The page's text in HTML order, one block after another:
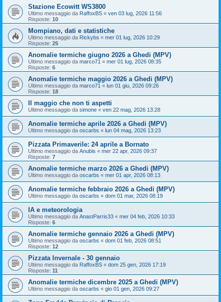
Stazione Ecowitt WS3800
Ultimo messaggio da RaffoxBS « ven 03 lug, 2026 11:56
Risposte: 10
Mompiano, dati e statistiche
Ultimo messaggio da Rickybs « mer 01 lug, 2026 10:29
Risposte: 25
Anomalie termiche giugno 2026 a Ghedi (MPV)
Ultimo messaggio da marco71 « mer 01 lug, 2026 08:35
Risposte: 6
Anomalie termiche maggio 2026 a Ghedi (MPV)
Ultimo messaggio da marco71 « lun 01 giu, 2026 09:26
Risposte: 18
Il maggio che non ti aspetti
Ultimo messaggio da simone « ven 22 mag, 2026 13:28
Anomalie termiche aprile 2026 a Ghedi (MPV)
Ultimo messaggio da oscarbs « lun 04 mag, 2026 13:23
Pizzata Primaverile: 24 aprile a Bornato
Ultimo messaggio da Anubis « mer 22 apr, 2026 09:37
Risposte: 7
Anomalie termiche marzo 2026 a Ghedi (MPV)
Ultimo messaggio da oscarbs « mer 01 apr, 2026 08:13
Anomalie termiche febbraio 2026 a Ghedi (MPV)
Ultimo messaggio da oscarbs « dom 01 mar, 2026 08:19
IA e meteorologia
Ultimo messaggio da AnastParris33 « mer 04 feb, 2026 10:33
Risposte: 6
Anomalie termiche gennaio 2026 a Ghedi (MPV)
Ultimo messaggio da oscarbs « dom 01 feb, 2026 08:51
Risposte: 12
Pizzata Invernale - 30 gennaio
Ultimo messaggio da RaffoxBS « dom 25 gen, 2026 17:19
Risposte: 11
Anomalie termiche dicembre 2025 a Ghedi (MPV)
Ultimo messaggio da oscarbs « gio 01 gen, 2026 09:27